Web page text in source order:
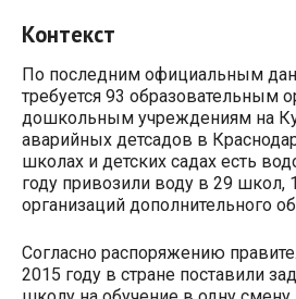
Контекст
По последним официальным
требуется 93 образовательным
дошкольным учреждениям на
аварийных детсадов в
школах и детских садах есть
году привозили воду в 29 школ,
организаций дополнительного
Согласно распоряжению
2015 году в стране поставили